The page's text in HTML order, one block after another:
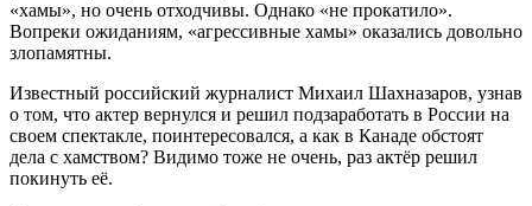
«хамы», но очень отходчивы. Однако «не прокатило».
Вопреки ожиданиям, «агрессивные хамы» оказались довольно
злопамятны.
Известный российский журналист Михаил Шахназаров, узнав
о том, что актер вернулся и решил подзаработать в России на
своем спектакле, поинтересовался, а как в Канаде обстоят
дела с хамством? Видимо тоже не очень, раз актёр решил
покинуть её.